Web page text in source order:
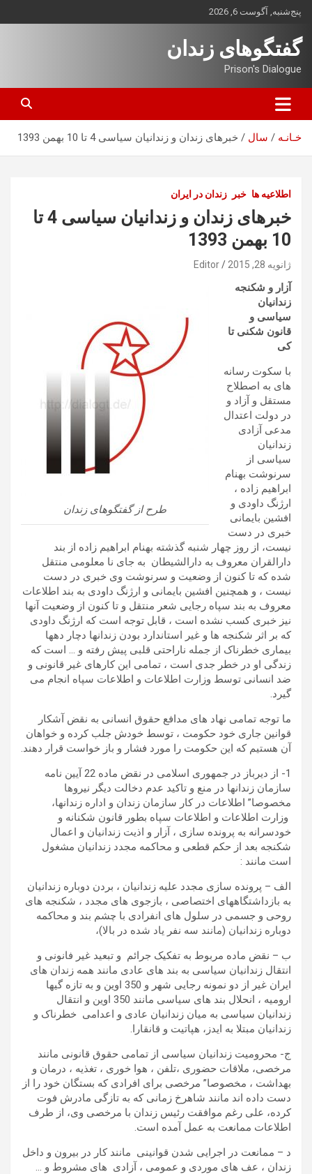
محتوا
بروید
پنج‌شنبه, آگوست 6, 2026
گفتگوهای زندان
Prison's Dialogue
خـانـه سال خبرهای زندان و زندانیان سیاسی 4 تا 10 بهمن 1393
اطلاعیه ها خبر زندان در ایران
خبرهای زندان و زندانیان سیاسی 4 تا
10 بهمن 1393
ژانویه 28, 2015 Editor
طرح از گفتگوهای زندان
آزار و شکنجه
زندانیان
سیاسی و
قانون شکنی تا
کی
با سکوت رسانه
های به اصطلاح
مستقل و آزاد و
در دولت اعتدال
مدعی آزادی
زندانیان
سیاسی از
سرنوشت بهنام
ابراهیم زاده ،
ارژنگ داودی و
افشین بایمانی
خبری در دست
نیست، از روز چهار شنبه گذشته بهنام ابراهیم زاده از بند
دارالقران معروف به دارالشیطان به جای نا معلومی منتقل
شده که تا کنون از وضعیت و سرنوشت وی خبری در دست
نیست ، و همچنین افشین بایمانی و ارژنگ داودی به بند اطلاعات
معروف به بند سپاه رجایی شعر منتقل و تا کنون از وضعیت آنها
نیز خبری کسب نشده است ، قابل توجه است که ارژنگ داودی
که بر اثر شکنجه ها و غیر استاندارد بودن زندانها دچار دهها
بیماری خطرناک از جمله ناراحتی قلبی پیش رفته و … است که
زندگی او در خطر جدی است ، تمامی این کارهای غیر قانونی و
ضد انسانی توسط وزارت اطلاعات و اطلاعات سپاه انجام می
گیرد.
ما توجه تمامی نهاد های مدافع حقوق انسانی به نقض آشکار
قوانین جاری خود حکومت ، توسط خودش جلب کرده و خواهان
آن هستیم که این حکومت را مورد فشار و باز خواست قرار دهند.
1- از دیرباز در جمهوری اسلامی در نقض ماده 22 آیین نامه
سازمان زندانها در منع و تاکید عدم دخالت دیگر نیروها
مخصوصا” اطلاعات در کار سازمان زندان و اداره زندانها،
وزارت اطلاعات و اطلاعات سپاه بطور قانون شکنانه و
خودسرانه به پرونده سازی ، آزار و اذیت زندانیان و اعمال
شکنجه بعد از حکم قطعی و محاکمه مجدد زندانیان مشغول
است مانند :
الف – پرونده سازی مجدد علیه زندانیان ، بردن دوباره زندانیان
به بازداشتگاههای اختصاصی ، بازجوی های مجدد ، شکنجه های
روحی و جسمی در سلول های انفرادی با چشم بند و محاکمه
دوباره زندانیان (مانند سه نفر یاد شده در بالا)،
ب – نقض ماده مربوط به تفکیک جرائم و تبعید غیر فانونی و
انتقال زندانیان سیاسی به بند های عادی مانند همه زندان های
ایران غیر از دو نمونه رجایی شهر و 350 اوین و به تازه گیها
ارومیه ، انحلال بند های سیاسی مانند 350 اوین و انتقال
زندانیان سیاسی به میان زندانیان عادی و اعدامی خطرناک و
زندانیان مبتلا به ایدز، هپاتیت و قانقارا.
ج- محرومیت زندانیان سیاسی از تمامی حقوق قانونی مانند
مرخصی، ملاقات حضوری ،تلفن ، هوا خوری ، تغذیه ، درمان و
بهداشت ، مخصوصا” مرخصی برای افرادی که بستگان خود را از
دست داده اند مانند شاهرخ زمانی که به تازگی مادرش فوت
کرده، علی رغم موافقت رئیس زندان با مرخصی وی، از طرف
اطلاعات ممانعت به عمل آمده است.
د – ممانعت در اجرایی شدن قوانینی مانند کار در بیرون و داخل
زندان ، عف های موردی و عمومی ، آزادی های مشروط و …